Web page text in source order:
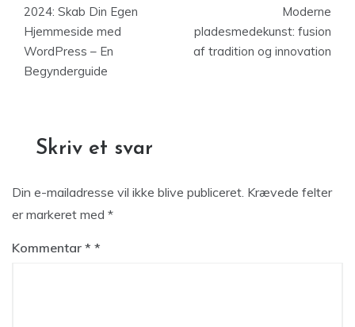
2024: Skab Din Egen
Hjemmeside med
WordPress – En
Begynderguide
Moderne
pladesmedekunst: fusion
af tradition og innovation
Skriv et svar
Din e-mailadresse vil ikke blive publiceret. Krævede felter
er markeret med *
Kommentar *